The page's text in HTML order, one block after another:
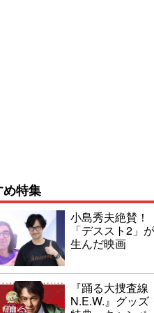
特集
小島秀夫絶賛！
「デススト2」が
生んだ映画
『踊る大捜査線
N.E.W.』グッズ